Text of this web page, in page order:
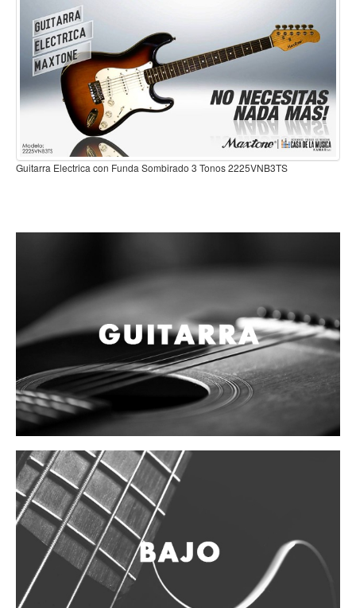
Percusión
Panderos
Percusión Latina
Tambores
Redoblantes
Kalimba
Herrajes y soportes
Marcha
Redoblantes
Tambores
Bombos
Multi-tenores
Baquetas, mazos y bolillos
Pergaminos
Liras
Guiros
Vientos
Accesorios
Guitarra Electrica con Funda Sombirado 3 Tonos